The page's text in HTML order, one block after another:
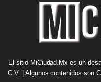
El sitio MiCiudad.Mx es un
C.V. | Algunos contenidos son